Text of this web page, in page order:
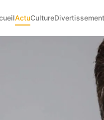
ActuCultureDivertissement